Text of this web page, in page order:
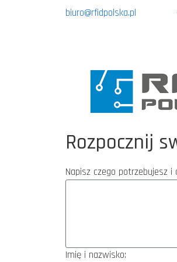
biuro@rfidpolska.pl
Rozpocznij
Napisz czego potrzebujesz i
Imię i nazwisko: